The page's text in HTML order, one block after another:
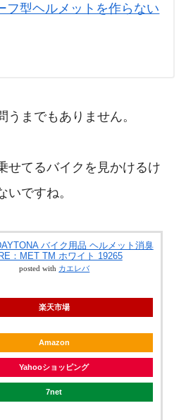
フ型ヘルメットを作らない
うまでもありません。
せてるバイクを見かけるけ
いですね。
バイク用品 ヘルメット消臭
：MET TM ホワイト 19265
posted with カエレバ
楽天市場
Amazon
Yahooショッピング
7net